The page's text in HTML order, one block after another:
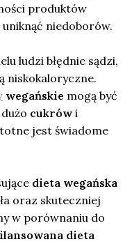
produktów
niedoborów.
ludzi błędnie sądzi,
niskokaloryczne.
wegańskie mogą być
cukrów i
jest świadome
dieta wegańska
oraz skuteczniej
w porównaniu do
dieta